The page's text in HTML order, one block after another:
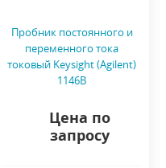
Пробник постоянного и
переменного тока
токовый Keysight (Agilent)
1146B
Цена по
запросу